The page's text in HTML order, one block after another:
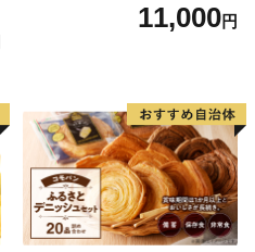
11,000円